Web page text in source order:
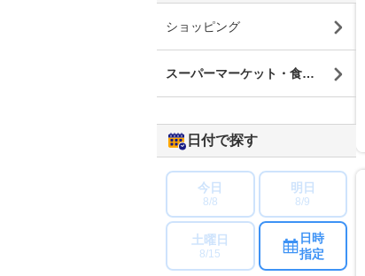
ショッピング
スーパーマーケット・食品・食材
日付で探す
今日
8/8
明日
8/9
土曜日
8/15
日時
指定